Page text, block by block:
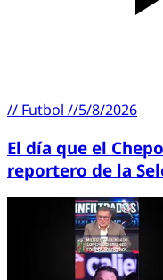
// Futbol //5/8/2026
El día que el
reportero de la